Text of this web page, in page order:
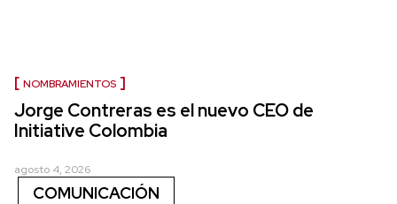
NOMBRAMIENTOS
Jorge Contreras es el nuevo CEO de
Initiative Colombia
agosto 4, 2026
COMUNICACIÓN